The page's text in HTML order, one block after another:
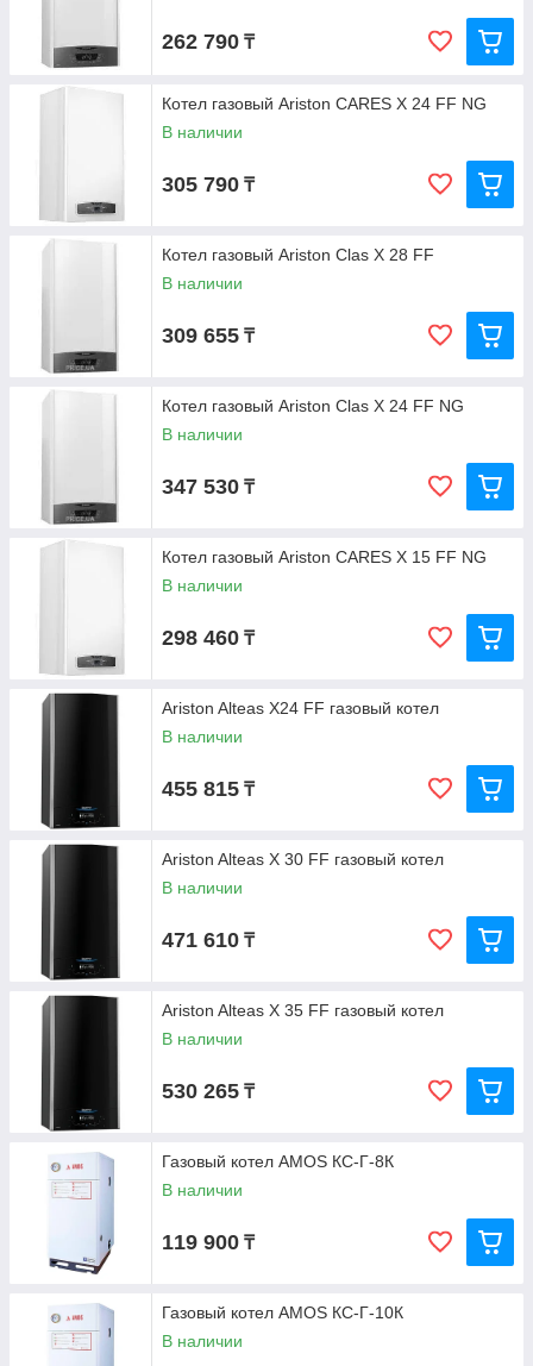
262 790 ₸
Котел газовый Ariston CARES X 24 FF NG
В наличии
305 790 ₸
Котел газовый Ariston Clas X 28 FF
В наличии
309 655 ₸
Котел газовый Ariston Clas X 24 FF NG
В наличии
347 530 ₸
Котел газовый Ariston CARES X 15 FF NG
В наличии
298 460 ₸
Ariston Alteas X24 FF газовый котел
В наличии
455 815 ₸
Ariston Alteas X 30 FF газовый котел
В наличии
471 610 ₸
Ariston Alteas X 35 FF газовый котел
В наличии
530 265 ₸
Газовый котел AMOS КС-Г-8К
В наличии
119 900 ₸
Газовый котел AMOS КС-Г-10К
В наличии